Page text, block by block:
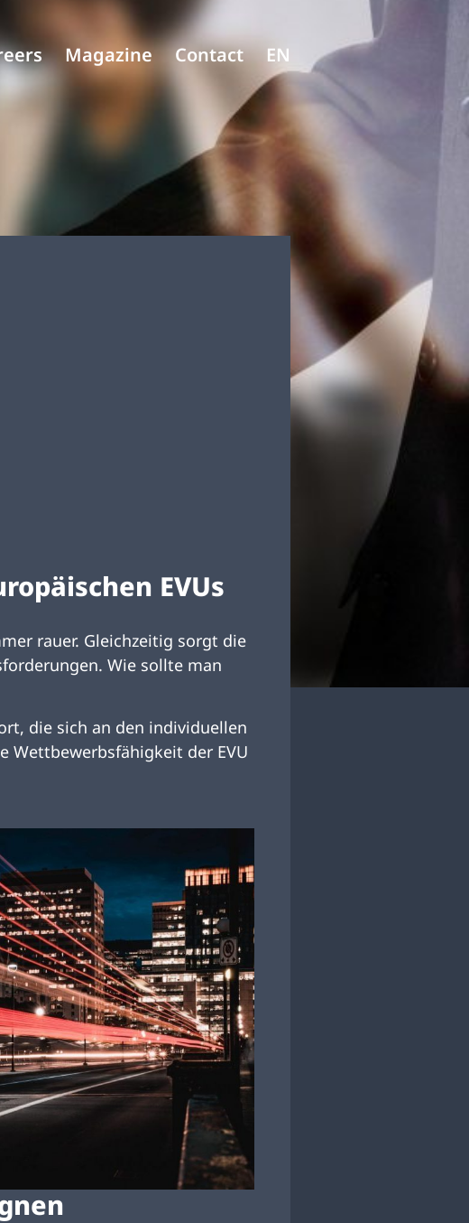
Magazine Contact EN
EVUs
rauer. Gleichzeitig sorgt die
Wie sollte man
die sich an den individuellen
Wettbewerbsfähigkeit der EVU